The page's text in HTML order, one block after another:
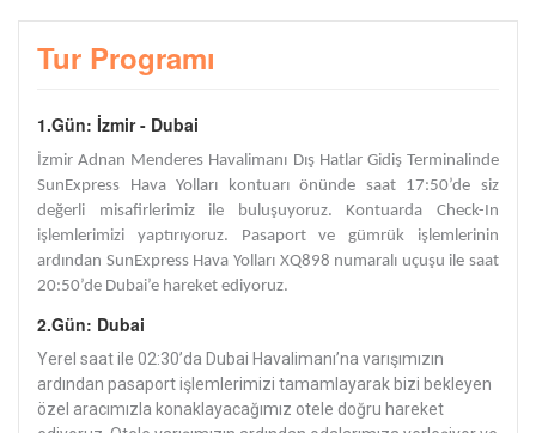
Tur Programı
1.Gün: İzmir - Dubai
İzmir Adnan Menderes Havalimanı Dış Hatlar Gidiş Terminalinde
SunExpress Hava Yolları kontuarı önünde saat 17:50’de siz
değerli misafirlerimiz ile buluşuyoruz. Kontuarda Check-In
işlemlerimizi yaptırıyoruz. Pasaport ve gümrük işlemlerinin
ardından SunExpress Hava Yolları XQ898 numaralı uçuşu ile saat
20:50’de Dubai’e hareket ediyoruz.
2.Gün: Dubai
Yerel saat ile 02:30’da Dubai Havalimanı’na varışımızın
ardından pasaport işlemlerimizi tamamlayarak bizi bekleyen
özel aracımızla konaklayacağımız otele doğru hareket